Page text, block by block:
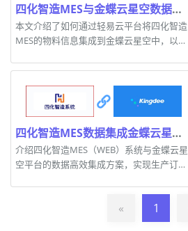
四化智造MES与金蝶云星空数据集成案例解析
本文介绍了如何通过轻易云平台将四化智造
MES的物料信息集成到金蝶云星空中，以实
四化智造MES数据集成金蝶云星空案例解析
介绍四化智造MES（WEB）系统与金蝶云星
空平台的数据高效集成方案，实现生产订单
« 1